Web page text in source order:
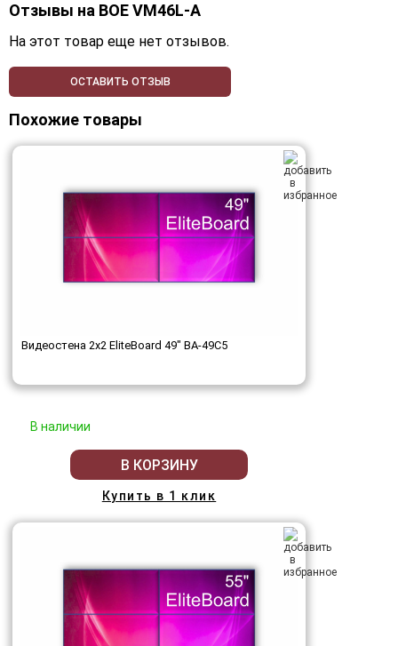
Отзывы на BOE VM46L-A
На этот товар еще нет отзывов.
ОСТАВИТЬ ОТЗЫВ
Похожие товары
Видеостена 2x2 EliteBoard 49" BA-49C5
В наличии
В КОРЗИНУ
Купить в 1 клик